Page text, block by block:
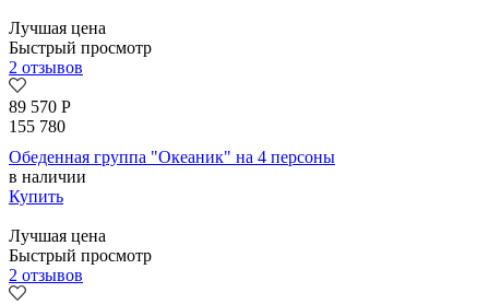
Лучшая цена
Быстрый просмотр
2 отзывов
89 570 Р
155 780
Обеденная группа "Океаник" на 4 персоны
в наличии
Купить
Лучшая цена
Быстрый просмотр
2 отзывов